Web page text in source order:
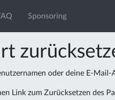
Sponsoring
oder deine E-Mail-
Link zum Zurücksetzen des